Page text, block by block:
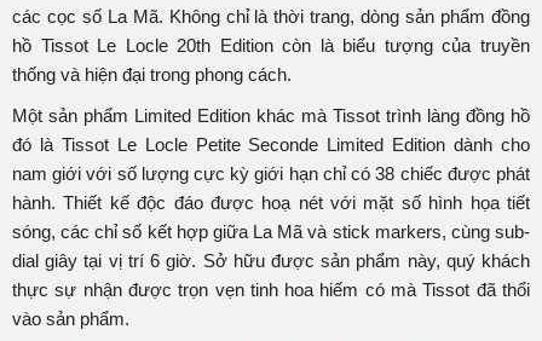
các cọc số La Mã. Không chỉ là thời trang, dòng sản phẩm đồng
hồ Tissot Le Locle 20th Edition còn là biểu tượng của truyền
thống và hiện đại trong phong cách.
Một sản phẩm Limited Edition khác mà Tissot trình làng đồng hồ
đó là Tissot Le Locle Petite Seconde Limited Edition dành cho
nam giới với số lượng cực kỳ giới hạn chỉ có 38 chiếc được phát
hành. Thiết kế độc đáo được hoạ nét với mặt số hình họa tiết
sóng, các chỉ số kết hợp giữa La Mã và stick markers, cùng sub-
dial giây tại vị trí 6 giờ. Sở hữu được sản phẩm này, quý khách
thực sự nhận được trọn vẹn tinh hoa hiếm có mà Tissot đã thổi
vào sản phẩm.